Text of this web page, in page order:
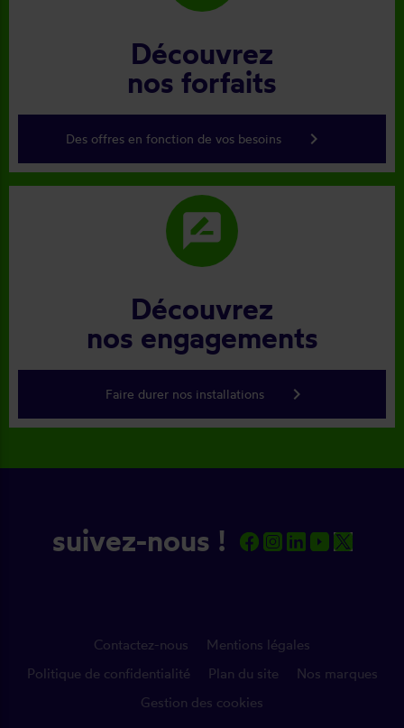
Découvrez
nos forfaits
Des offres en fonction de vos besoins keyboard_arrow_right
rate_review
Découvrez
nos engagements
Faire durer nos installations keyboard_arrow_right
suivez-nous !
Contactez-nous
Mentions légales
Politique de confidentialité
Plan du site
Nos marques
Gestion des cookies